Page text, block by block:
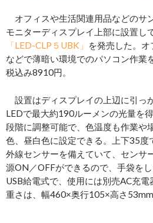
オフィスや生活関連用品などのサ
モニターディスプレイ上部に設置し
「LED-CLP５UBK」
を発売した。
などで薄暗い環境でのパソコン作業
税込み8910円。
設置はディスプレイの上辺に引っ
LEDで最大約190ルーメンの光量を
段階に調整可能で、色温度も作業や
色、昼白色に設定できる。上下35度
外線センサーを備えていて、センサ
源ON／OFFができるので、手袋をし
USB給電式で、使用には別売AC充
重さは、幅460×奥行105×高さ53mm